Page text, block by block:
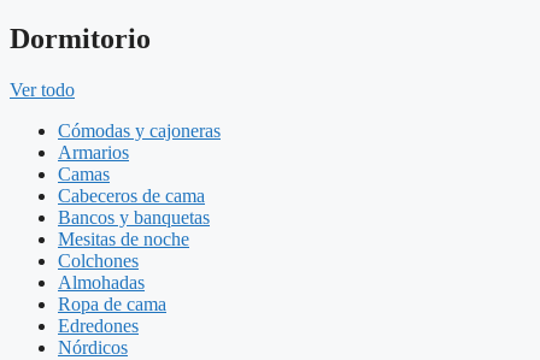
Dormitorio
Ver todo
Cómodas y cajoneras
Armarios
Camas
Cabeceros de cama
Bancos y banquetas
Mesitas de noche
Colchones
Almohadas
Ropa de cama
Edredones
Nórdicos